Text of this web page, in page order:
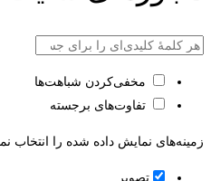
مخفی‌کردن شباهت‌ها
تفاوت‌های برجسته
زمینه‌های نمایش داده شده را انتخاب
تصویر